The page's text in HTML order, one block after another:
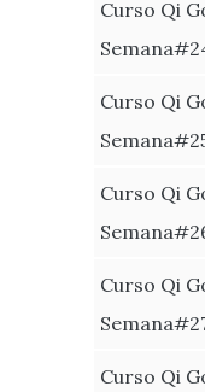
Curso Qi
Curso Qi
Curso Qi
Curso Qi
Curso Qi